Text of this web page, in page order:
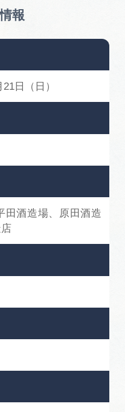
報
日（日）
田酒造場、原田酒造